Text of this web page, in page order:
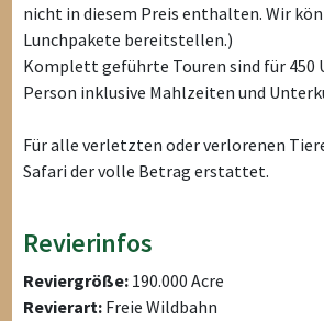
nicht in diesem Preis enthalten. Wir
Lunchpakete bereitstellen.)
Komplett geführte Touren sind für 450
Person inklusive Mahlzeiten und
Für alle verletzten oder verlorenen
Safari der volle Betrag erstattet.
Revierinfos
Reviergröße: 190.000 Acre
Revierart: Freie Wildbahn